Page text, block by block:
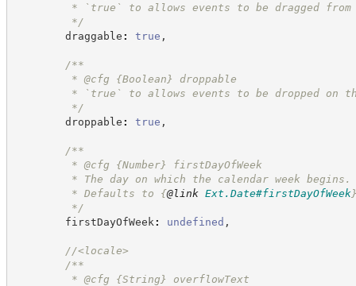
* `true` to allows events to be dragged from
*/
draggable : true ,
/**
* @cfg {Boolean}
droppable
* `true` to allows events to be dropped on
*/
droppable : true ,
/**
* @cfg {Number}
firstDayOfWeek
* The day on which the calendar week begins.
* Defaults to {@link Ext.Date#firstDayOfWeek
*/
firstDayOfWeek : undefined ,
//<locale>
/**
* @cfg {String}
overflowText